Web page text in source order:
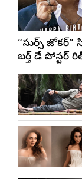
“సుధీర్స్
బర్త్ డే పోస్టర్